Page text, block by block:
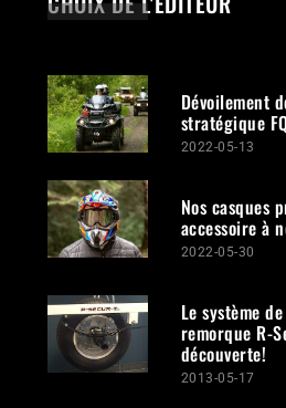
Dévoilement
stratégique
2022-05-13
Nos casques
accessoire à
2022-05-30
Le système
remorque R-
découverte!
2013-05-17